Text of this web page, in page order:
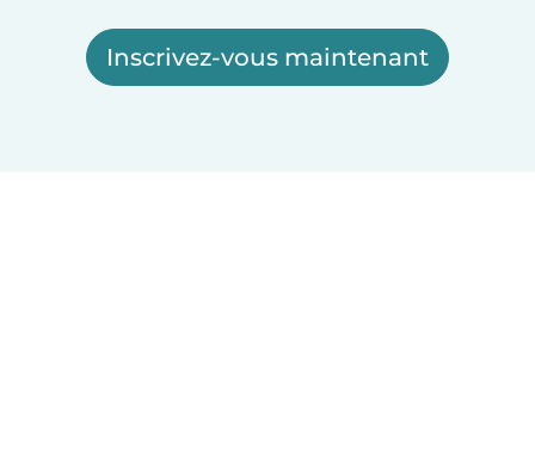
Inscrivez-vous maintenant